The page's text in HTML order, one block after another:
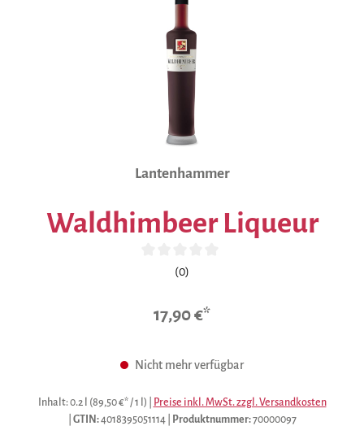
Lantenhammer
Waldhimbeer Liqueur
Durchschnittliche Bewertung von 0 von 5 Sternen
(0)
17,90 €*
Nicht mehr verfügbar
Inhalt: 0.2 l (89,50 €* / 1 l)
Preise inkl. MwSt. zzgl. Versandkosten
GTIN:4018395051114 Produktnummer:70000097